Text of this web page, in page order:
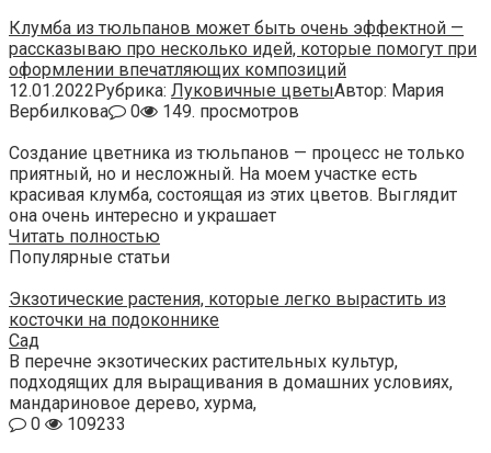
Клумба из тюльпанов может быть очень эффектной —
рассказываю про несколько идей, которые помогут при
оформлении впечатляющих композиций
12.01.2022Рубрика: Луковичные цветыАвтор: Мария
Вербилкова
0
149. просмотров
Создание цветника из тюльпанов — процесс не только
приятный, но и несложный. На моем участке есть
красивая клумба, состоящая из этих цветов. Выглядит
она очень интересно и украшает
Читать полностью
Популярные статьи
Экзотические растения, которые легко вырастить из
косточки на подоконнике
Сад
В перечне экзотических растительных культур,
подходящих для выращивания в домашних условиях,
мандариновое дерево, хурма,
0
109233